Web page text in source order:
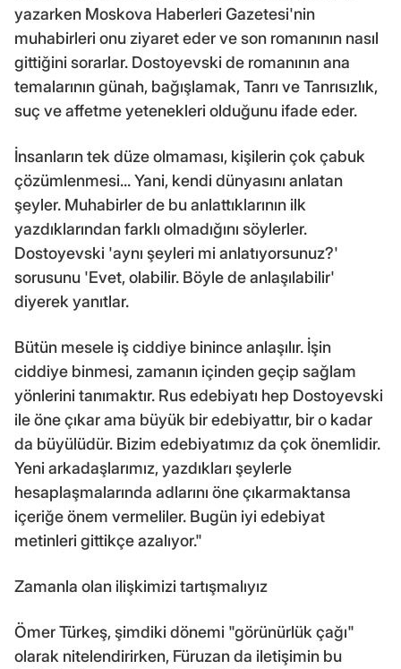
yazarken Moskova Haberleri Gazetesi'nin
muhabirleri onu ziyaret eder ve son romanının nasıl
gittiğini sorarlar. Dostoyevski de romanının ana
temalarının günah, bağışlamak, Tanrı ve Tanrısızlık,
suç ve affetme yetenekleri olduğunu ifade eder.
İnsanların tek düze olmaması, kişilerin çok çabuk
çözümlenmesi... Yani, kendi dünyasını anlatan
şeyler. Muhabirler de bu anlattıklarının ilk
yazdıklarından farklı olmadığını söylerler.
Dostoyevski 'aynı şeyleri mi anlatıyorsunuz?'
sorusunu 'Evet, olabilir. Böyle de anlaşılabilir'
diyerek yanıtlar.
Bütün mesele iş ciddiye binince anlaşılır. İşin
ciddiye binmesi, zamanın içinden geçip sağlam
yönlerini tanımaktır. Rus edebiyatı hep Dostoyevski
ile öne çıkar ama büyük bir edebiyattır, bir o kadar
da büyülüdür. Bizim edebiyatımız da çok önemlidir.
Yeni arkadaşlarımız, yazdıkları şeylerle
hesaplaşmalarında adlarını öne çıkarmaktansa
içeriğe önem vermeliler. Bugün iyi edebiyat
metinleri gittikçe azalıyor."
Zamanla olan ilişkimizi tartışmalıyız
Ömer Türkeş, şimdiki dönemi "görünürlük çağı"
olarak nitelendirirken, Füruzan da iletişimin bu